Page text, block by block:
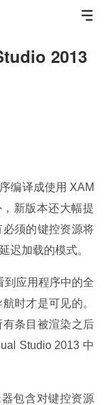
2013
编译成使用 XAM
新版本还大幅提
须的键控资源将
迟加载的模式。
到应用程序中的全
时才是可见的。
条目被渲染之后
Studio 2013 中
包含对键控资源